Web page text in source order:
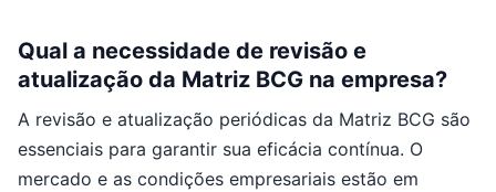
Qual a necessidade de revisão e
atualização da Matriz BCG na empresa?
A revisão e atualização periódicas da Matriz BCG são
essenciais para garantir sua eficácia contínua. O
mercado e as condições empresariais estão em